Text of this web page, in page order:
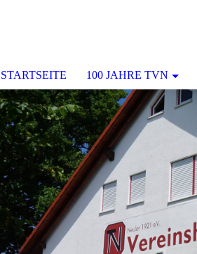
STARTSEITE 100 JAHRE TVN